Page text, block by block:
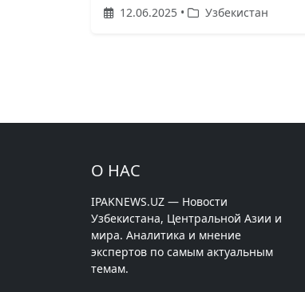
12.06.2025 • Узбекистан
О НАС
IPAKNEWS.UZ — Новости
Узбекистана, Центральной Азии и
мира. Аналитика и мнение
экспертов по самым актуальным
темам.